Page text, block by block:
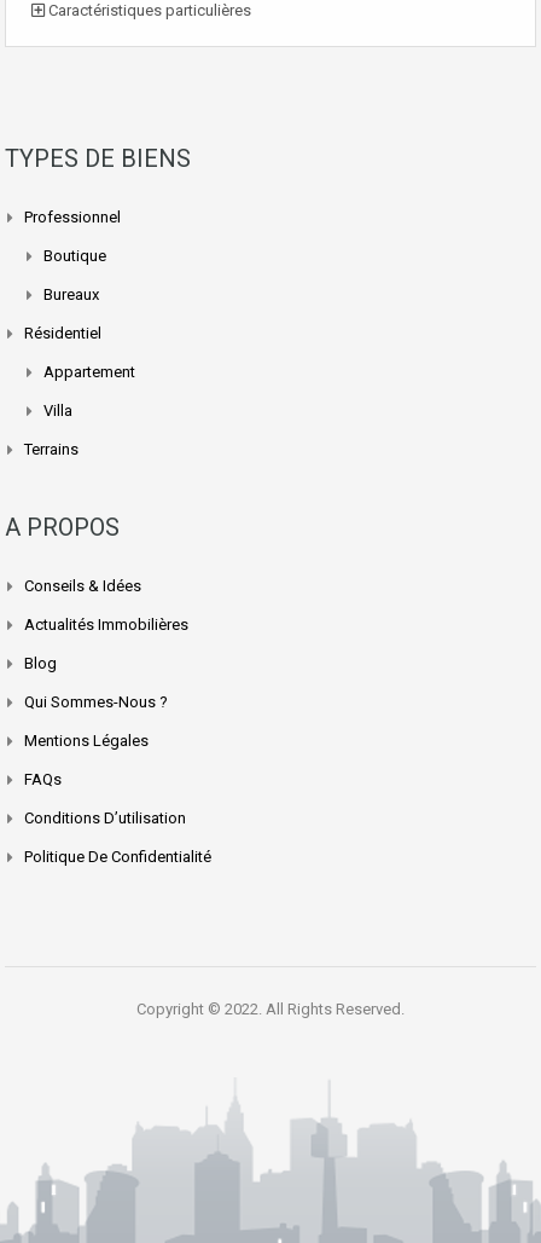
Caractéristiques particulières
TYPES DE BIENS
Professionnel
Boutique
Bureaux
Résidentiel
Appartement
Villa
Terrains
A PROPOS
Conseils & Idées
Actualités Immobilières
Blog
Qui Sommes-Nous ?
Mentions Légales
FAQs
Conditions D’utilisation
Politique De Confidentialité
Copyright © 2022. All Rights Reserved.